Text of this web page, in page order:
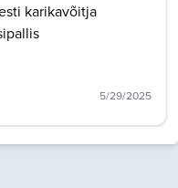
karikavõitja
5/29/2025